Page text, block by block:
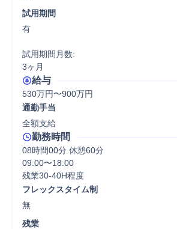
試用期間
有
試用期間月数:
3ヶ月
給与
530万円〜900万円
通勤手当
全額支給
勤務時間
08時間00分 休憩60分
09:00〜18:00
残業30-40H程度
フレックスタイム制
無
残業